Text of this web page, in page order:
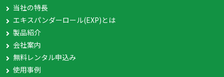
当社の特長
エキスパンダーロール(EXP)とは
製品紹介
会社案内
無料レンタル申込み
使用事例